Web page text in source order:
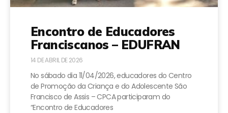
Encontro de Educadores
Franciscanos – EDUFRAN
14 DE ABRIL DE 2026
No sábado dia 11/04/2026, educadores do Centro
de Promoção da Criança e do Adolescente São
Francisco de Assis – CPCA participaram do
“Encontro de Educadores